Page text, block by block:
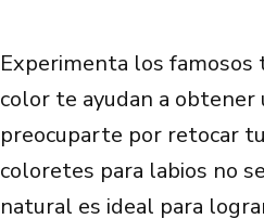
Experimenta los famosos
color te ayudan a
preocuparte por retocar tu
coloretes para labios no
natural es ideal para